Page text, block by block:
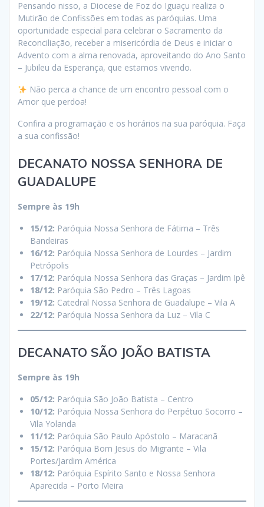
Pensando nisso, a Diocese de Foz do Iguaçu realiza o
Mutirão de Confissões em todas as paróquias. Uma
oportunidade especial para celebrar o Sacramento da
Reconciliação, receber a misericórdia de Deus e iniciar o
Advento com a alma renovada, aproveitando do Ano Santo
– Jubileu da Esperança, que estamos vivendo.
Não perca a chance de um encontro pessoal com o
Amor que perdoa!
Confira a programação e os horários na sua paróquia. Faça
a sua confissão!
DECANATO NOSSA SENHORA DE
GUADALUPE
Sempre às 19h
15/12: Paróquia Nossa Senhora de Fátima – Três
Bandeiras
16/12: Paróquia Nossa Senhora de Lourdes – Jardim
Petrópolis
17/12: Paróquia Nossa Senhora das Graças – Jardim Ipê
18/12: Paróquia São Pedro – Três Lagoas
19/12: Catedral Nossa Senhora de Guadalupe – Vila A
22/12: Paróquia Nossa Senhora da Luz – Vila C
DECANATO SÃO JOÃO BATISTA
Sempre às 19h
05/12: Paróquia São João Batista – Centro
10/12: Paróquia Nossa Senhora do Perpétuo Socorro –
Vila Yolanda
11/12: Paróquia São Paulo Apóstolo – Maracanã
15/12: Paróquia Bom Jesus do Migrante – Vila
Portes/Jardim América
18/12: Paróquia Espírito Santo e Nossa Senhora
Aparecida – Porto Meira